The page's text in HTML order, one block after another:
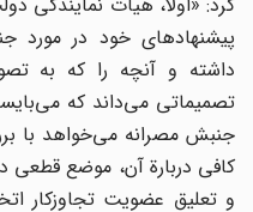
پیشنهادهای خود در مورد
داشته و آنچه را که به
تصمیماتی می‌داند که
جنبش مصرانه می‌خواهد با
کافی دربارة آن، موضع قطعی
و تعلیق عضویت تجاوزکار